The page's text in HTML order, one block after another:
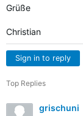
Grüße
Christian
Sign in to reply
Top Replies
grischuni